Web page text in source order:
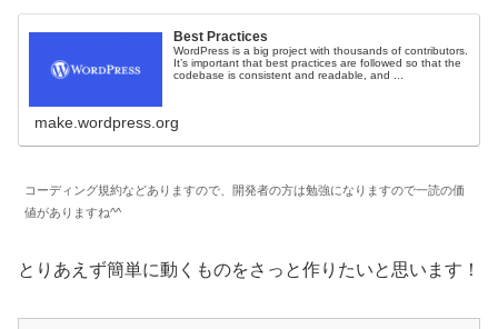
Best Practices
WordPress is a big project with thousands of contributors.
It’s important that best practices are followed so that the
codebase is consistent and readable, and ...
make.wordpress.org
コーディング規約などありますので、開発者の方は勉強になりますので一読の価
値がありますね^^
とりあえず簡単に動くものをさっと作りたいと思います！